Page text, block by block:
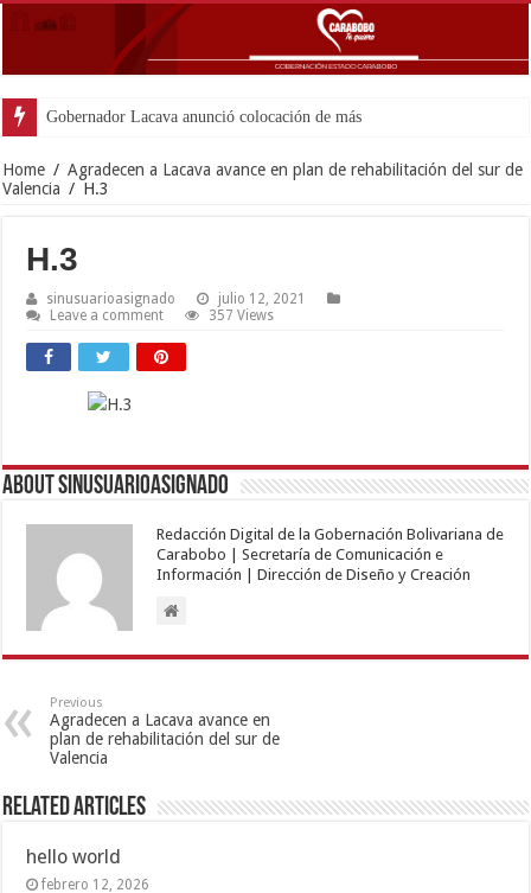
Gobernador Lacava anunció colocación de más de mil 500 tone
Home / Agradecen a Lacava avance en plan de rehabilitación del sur de
Valencia / H.3
H.3
sinusuarioasignado
julio 12, 2021
Leave a comment
357 Views
About sinusuarioasignado
Redacción Digital de la Gobernación Bolivariana de
Carabobo | Secretaría de Comunicación e
Información | Dirección de Diseño y Creación
Previous
Agradecen a Lacava avance en
plan de rehabilitación del sur de
Valencia
Related Articles
hello world
febrero 12, 2026